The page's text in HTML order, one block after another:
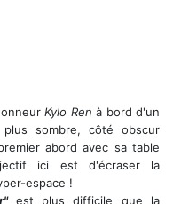
Kylo Ren à bord d'un
plus sombre, côté obscur
abord avec sa table
ici est d'écraser la
espace !
est plus difficile que la